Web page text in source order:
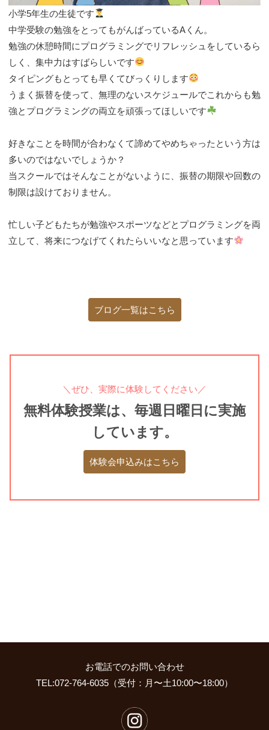
小学5年生の生徒です
中学受験の勉強をとってもがんばっているAくん。
勉強の休憩時間にプログラミングでリフレッシュをしているら
しく、集中力はすばらしいです
タイピングもとっても早くてびっくりします
うまく振替を使って、無理のないスケジュールでこれからも勉
強とプログラミングの両立を頑張ってほしいです
好きなことを時間が合わなくて諦めてやめちゃったという方は
多いのではないでしょうか？
当スクールではそんなことがないように、振替の期限や回数の
制限は設けておりません。
忙しい子どもたちが勉強やスポーツなどとプログラミングを両
立して、将来につなげてくれたらいいなと思っています
ブログ一覧はこちら
＼ぜひ、実際に体験してください／
無料体験授業は、毎週日曜日に実施
しています。
体験会申込みはこちら
お電話でのお問い合わせ
TEL:072-764-6035（受付：月〜土10:00〜18:00）